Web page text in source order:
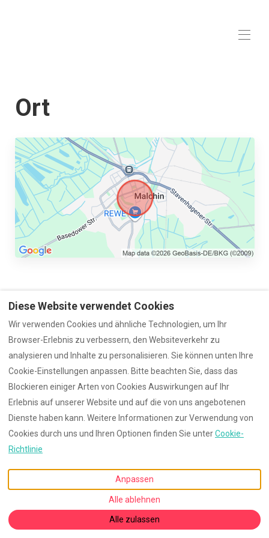
Preise
Belegungskalender
Bewertungen
Kontakt
Ort
PF 109065, Rostock,
Mecklenburg-Vorpommern,
Deutschland 18013 .
g.wiegert@graaler-fewo.de
©2026Mecklenburg Alle
Rechte vorbehalten-
Powered by Lodgify
Diese Website verwendet Cookies
Wir verwenden Cookies und ähnliche Technologien, um Ihr
Browser-Erlebnis zu verbessern, den Websiteverkehr zu
analysieren und Inhalte zu personalisieren. Sie können unten Ihre
Cookie-Einstellungen anpassen. Bitte beachten Sie, dass das
Blockieren einiger Arten von Cookies Auswirkungen auf Ihr
Erlebnis auf unserer Website und auf die von uns angebotenen
Dienste haben kann. Weitere Informationen zur Verwendung von
Cookies durch uns und Ihren Optionen finden Sie unterCookie-
Richtlinie
Anpassen
Alle ablehnen
Alle zulassen